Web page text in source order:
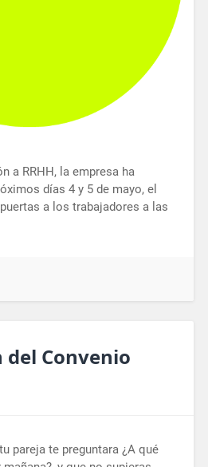
a RRHH, la empresa ha
días 4 y 5 de mayo, el
a los trabajadores a las
del Convenio
pareja te preguntara ¿A qué